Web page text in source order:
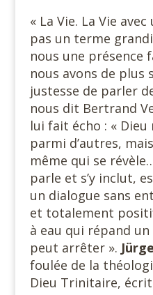
« La Vie. La Vie
pas un terme
nous une présence
nous avons de plus
justesse de parler
nous dit Bertrand
lui fait écho : « Dieu
parmi d’autres,
même qui se
parle et s’y inclut,
un dialogue sans
et totalement
à eau qui répand
peut arrêter ».
foulée de la
Dieu Trinitaire, écrit